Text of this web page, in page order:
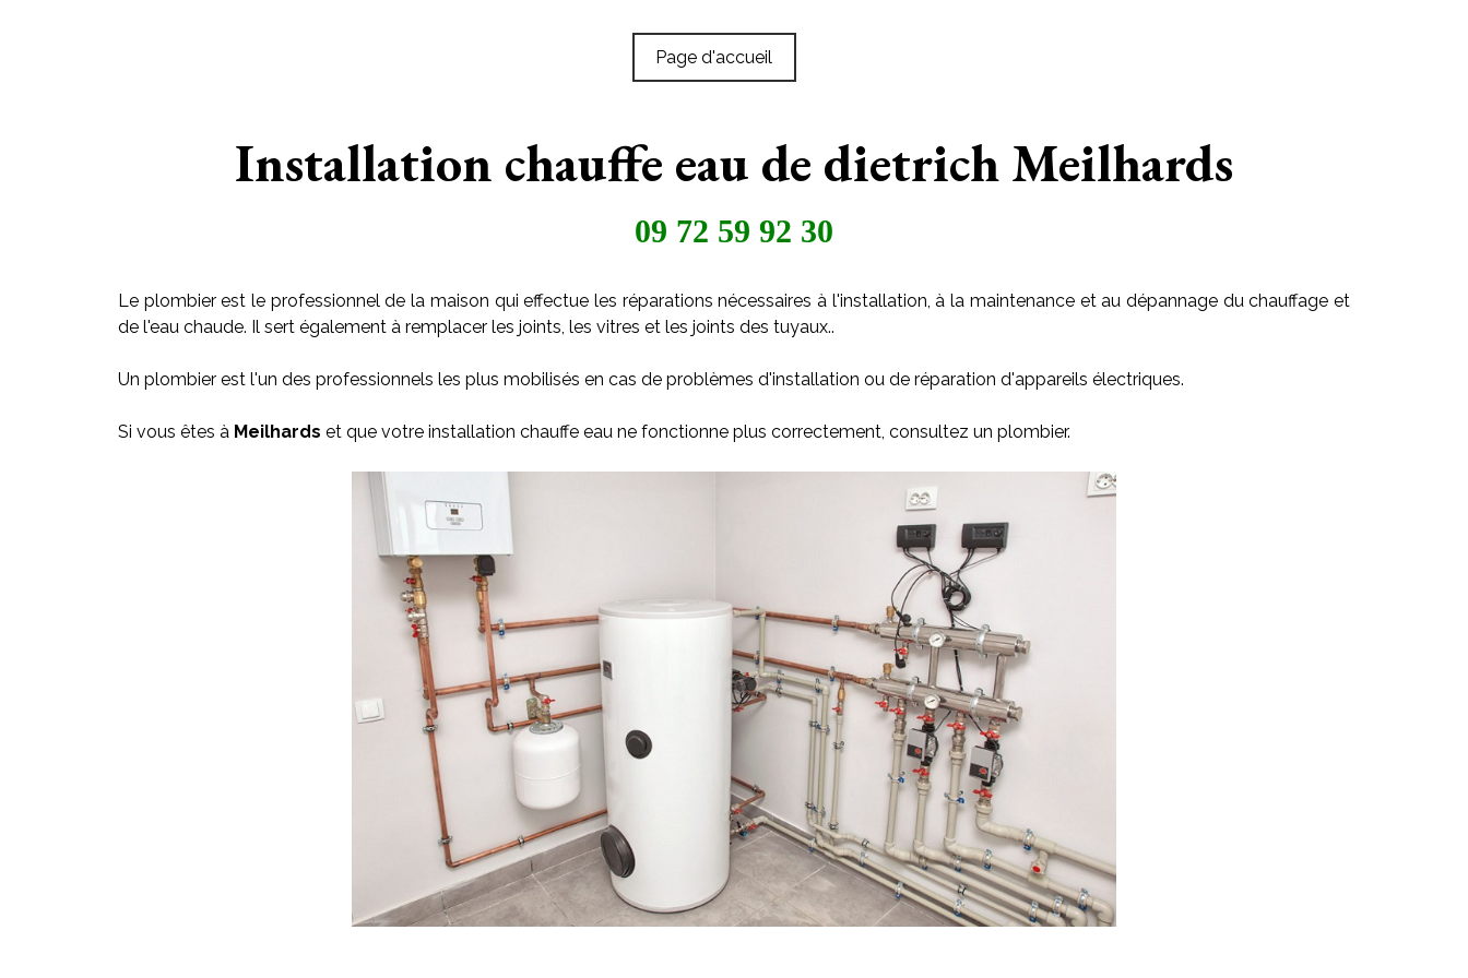
Page d'accueil
Installation chauffe eau de dietrich Meilhards
09 72 59 92 30
Le plombier est le professionnel de la maison qui effectue les réparations nécessaires à l'installation, à la maintenance et au dépannage du chauffage et
de l'eau chaude. Il sert également à remplacer les joints, les vitres et les joints des tuyaux..
Un plombier est l'un des professionnels les plus mobilisés en cas de problèmes d'installation ou de réparation d'appareils électriques.
Si vous êtes à Meilhards et que votre installation chauffe eau ne fonctionne plus correctement, consultez un plombier.